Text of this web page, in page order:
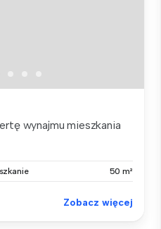
wynajmu mieszkania
50 m²
Zobacz więcej